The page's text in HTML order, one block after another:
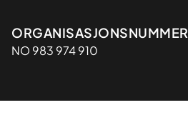
Organisasjon
ORGANISASJONSNUMMER
NO 983 974 910